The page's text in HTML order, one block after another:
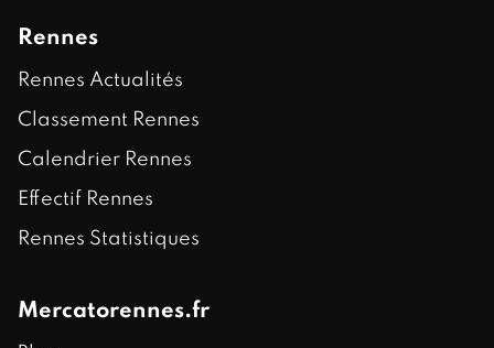
Rennes
Rennes Actualités
Classement Rennes
Calendrier Rennes
Effectif Rennes
Rennes Statistiques
Mercatorennes.fr